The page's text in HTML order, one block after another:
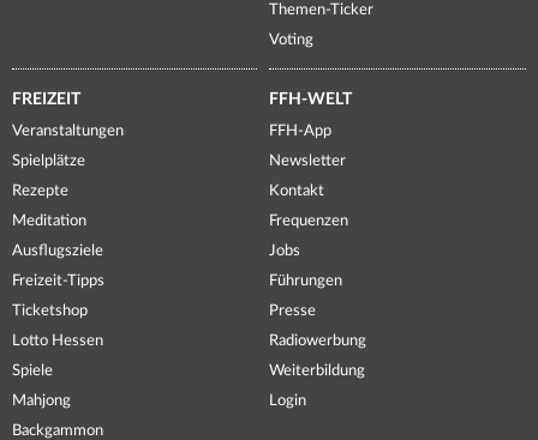
Themen-Ticker
Voting
FREIZEIT
Veranstaltungen
Spielplätze
Rezepte
Meditation
Ausflugsziele
Freizeit-Tipps
Ticketshop
Lotto Hessen
Spiele
Mahjong
Backgammon
FFH-WELT
FFH-App
Newsletter
Kontakt
Frequenzen
Jobs
Führungen
Presse
Radiowerbung
Weiterbildung
Login